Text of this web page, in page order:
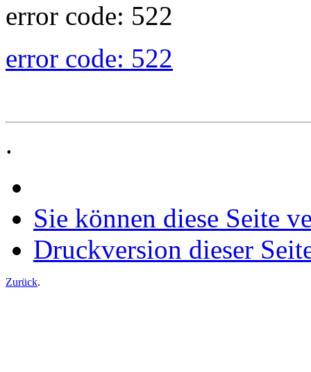
error code: 522
error code: 522
.
Sie können diese Seite
Druckversion dieser
Zurück.